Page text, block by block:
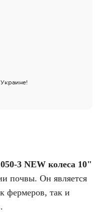
3 NEW колеса 10"
почвы. Он является
фермеров, так и